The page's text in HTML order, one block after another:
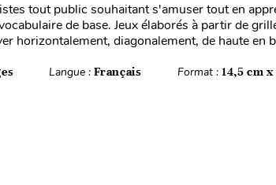
tout public souhaitant s'amuser tout en
de base. Jeux élaborés à partir de
horizontalement, diagonalement, de haute en
Langue :Français Format : 14,5 cm